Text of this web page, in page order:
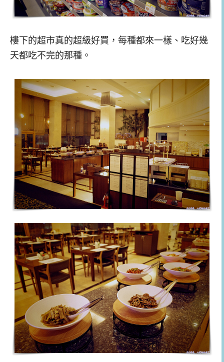
樓下的超市真的超級好買，每種都來一樣、吃好幾
天都吃不完的那種。